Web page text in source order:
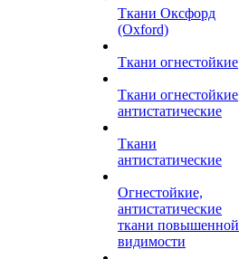
Ткани Оксфорд
(Oxford)
Ткани огнестойкие
Ткани огнестойкие
антистатические
Ткани
антистатические
Огнестойкие,
антистатические
ткани повышенной
видимости